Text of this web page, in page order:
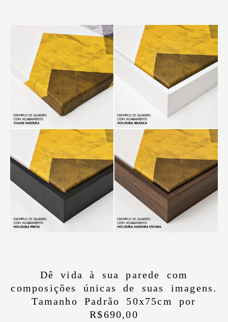
Dê vida à sua parede com
composições únicas de suas imagens.
Tamanho Padrão 50x75cm por
R$690,00